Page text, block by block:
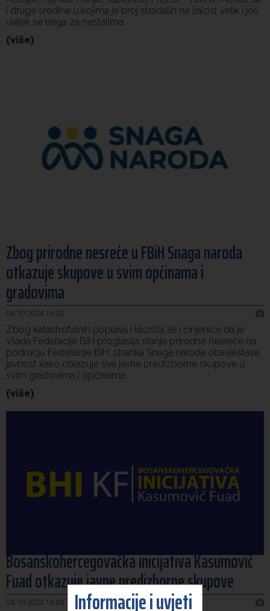
Informacije i uvjeti
i druge sredine u kojima je broj stradalih na žalost velik i još
uvijek se traga za nestalima.
(više)
Zbog prirodne nesreće u FBiH Snaga naroda
otkazuje skupove u svim općinama i
gradovima
04.10.2024 15:02
Zbog katastrofalnih poplava i klizišta, ali i činjenice da je
Vlada Federacije BiH proglasila stanje prirodne nesreće na
području Federacije BiH, stranka Snaga naroda obavještava
javnost kako otkazuje sve javne predizborne skupove u
svim gradovima i općinama.
(više)
Bosanskohercegovačka inicijativa Kasumović
Fuad otkazuje javne predizborne skupove
04.10.2024 14:04